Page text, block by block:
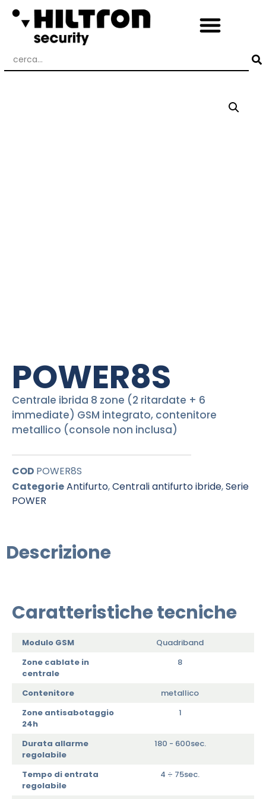
POWER8S
Centrale ibrida 8 zone (2 ritardate + 6
immediate) GSM integrato, contenitore
metallico (console non inclusa)
COD POWER8S
CategorieAntifurto,Centrali antifurto ibride,Serie
POWER
Descrizione
Caratteristiche tecniche
Modulo GSM
Quadriband
Zone cablate in
centrale
8
Contenitore
metallico
Zone antisabotaggio
24h
1
Durata allarme
regolabile
180 - 600sec.
Tempo di entrata
regolabile
4 ÷ 75sec.